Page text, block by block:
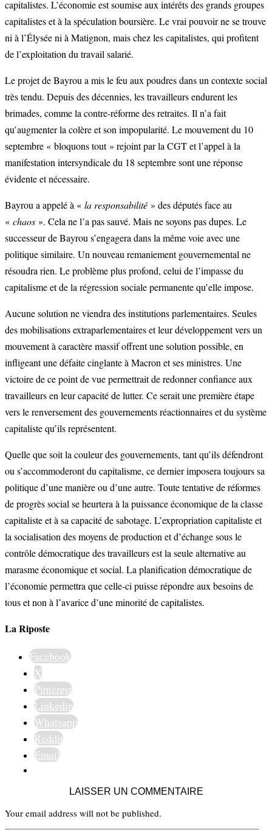
capitalistes. L’économie est soumise aux intérêts des grands groupes
capitalistes et à la spéculation boursière. Le vrai pouvoir ne se trouve
ni à l’Élysée ni à Matignon, mais chez les capitalistes, qui profitent
de l’exploitation du travail salarié.
Le projet de Bayrou a mis le feu aux poudres dans un contexte social
très tendu. Depuis des décennies, les travailleurs endurent les
brimades, comme la contre-réforme des retraites. Il n’a fait
qu’augmenter la colère et son impopularité. Le mouvement du 10
septembre « bloquons tout » rejoint par la CGT et l’appel à la
manifestation intersyndicale du 18 septembre sont une réponse
évidente et nécessaire.
Bayrou a appelé à « la responsabilité » des députés face au
« chaos ». Cela ne l’a pas sauvé. Mais ne soyons pas dupes. Le
successeur de Bayrou s’engagera dans la même voie avec une
politique similaire. Un nouveau remaniement gouvernemental ne
résoudra rien. Le problème plus profond, celui de l’impasse du
capitalisme et de la régression sociale permanente qu’elle impose.
Aucune solution ne viendra des institutions parlementaires. Seules
des mobilisations extraparlementaires et leur développement vers un
mouvement à caractère massif offrent une solution possible, en
infligeant une défaite cinglante à Macron et ses ministres. Une
victoire de ce point de vue permettrait de redonner confiance aux
travailleurs en leur capacité de lutter. Ce serait une première étape
vers le renversement des gouvernements réactionnaires et du système
capitaliste qu’ils représentent.
Quelle que soit la couleur des gouvernements, tant qu’ils défendront
ou s’accommoderont du capitalisme, ce dernier imposera toujours sa
politique d’une manière ou d’une autre. Toute tentative de réformes
de progrès social se heurtera à la puissance économique de la classe
capitaliste et à sa capacité de sabotage. L’expropriation capitaliste et
la socialisation des moyens de production et d’échange sous le
contrôle démocratique des travailleurs est la seule alternative au
marasme économique et social. La planification démocratique de
l’économie permettra que celle-ci puisse répondre aux besoins de
tous et non à l’avarice d’une minorité de capitalistes.
La Riposte
Facebook
X
Pinterest
Linkedin
Whatsapp
Reddit
Email
LAISSER UN COMMENTAIRE
Your email address will not be published.